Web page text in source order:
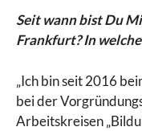
Seit wann bist Du
Frankfurt? In
„Ich bin seit 2016
bei der
Arbeitskreisen